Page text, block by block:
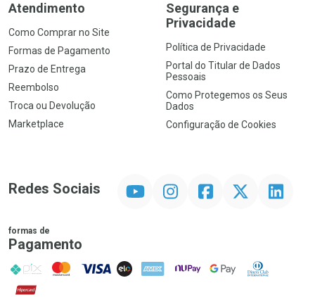
Atendimento
Como Comprar no Site
Formas de Pagamento
Prazo de Entrega
Reembolso
Troca ou Devolução
Marketplace
Segurança e
Privacidade
Política de Privacidade
Portal do Titular de Dados
Pessoais
Como Protegemos os Seus
Dados
Configuração de Cookies
Redes Sociais InstagramFacebookTwitter Linkedin
formas de
Pagamento
PIX MasterCard
VISA ELO AMEX NuPay Google PayDiners Club
Hipercard